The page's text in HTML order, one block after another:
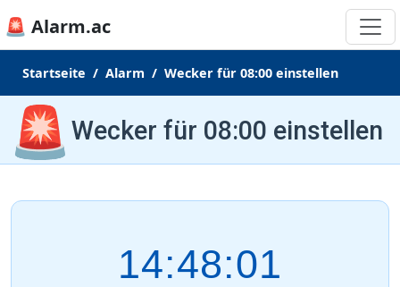
🚨 Alarm.ac
Startseite Alarm Wecker für 08:00 einstellen
🚨 Wecker für 08:00 einstellen
14:48:02